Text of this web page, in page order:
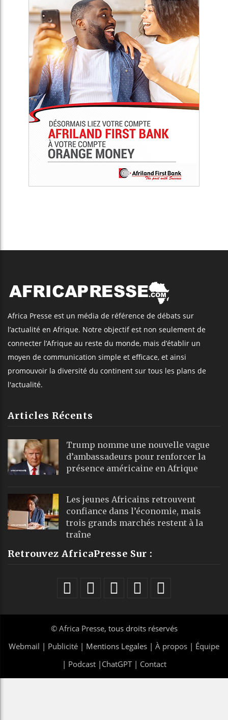
Africa Presse est un média de référence de débats sur
l’actualité en Afrique. Notre objectif est non seulement de
connecter l’Afrique au reste du monde, mais d’établir un
moyen de communication simple et efficace, et ainsi
promouvoir la diversité du continent sur tous les plans de
l'actualité.
Articles Récents
Trump nomme une nouvelle vague
d’ambassadeurs pour renforcer la
présence américaine en Afrique
Les jeunes Africains retrouvent
confiance dans l’économie, mais
trois grands marchés restent à la
traîne
Retrouvez AfricaPresse Sur :
© Africa Presse, tous droits réservés
Webmail | Publicité | Mentions Legales | À propos | Équipe
| Podcast| ChatGPT| Contact